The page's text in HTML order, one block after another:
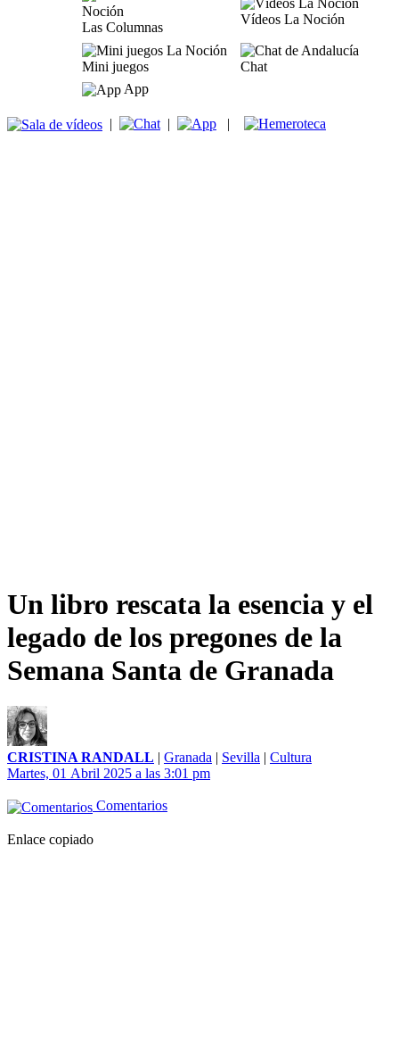
Las Columnas
Vídeos La Noción
Mini juegos
Chat
App
| | |
Un libro rescata la esencia y el
legado de los pregones de la
Semana Santa de Granada
CRISTINA RANDALL | Granada | Sevilla | Cultura
Martes, 01 Abril 2025 a las 3:01 pm
Comentarios
Enlace copiado